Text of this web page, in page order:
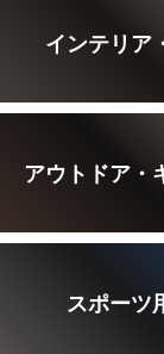
インテリア
アウトドア・
スポーツ